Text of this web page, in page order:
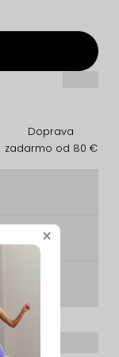
Doprava
zadarmo od 80 €
×